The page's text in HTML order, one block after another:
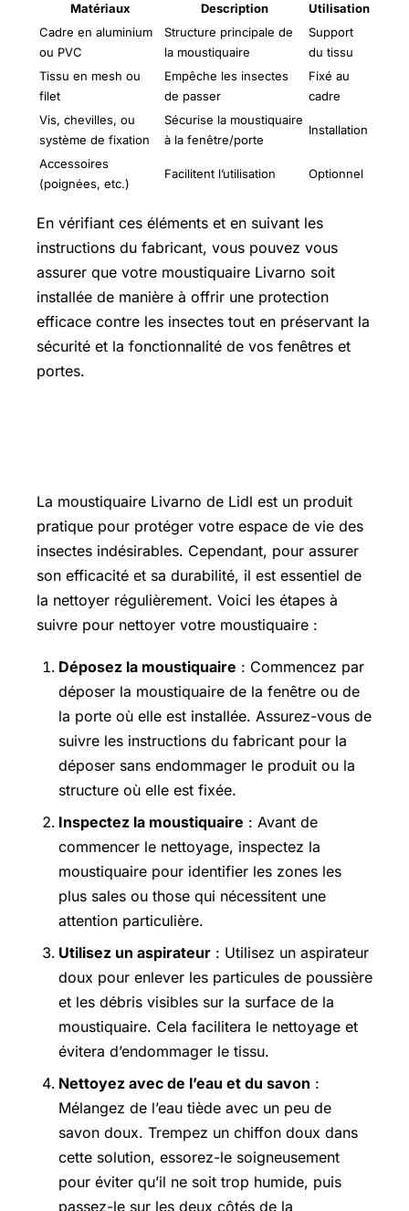
Matériaux Description
Utilisation
Cadre en aluminium
ou PVC
Structure principale de
la moustiquaire
Support
du tissu
Tissu en mesh ou
filet
Empêche les insectes
de passer
Fixé au
cadre
Vis, chevilles, ou
système de fixation
Sécurise la moustiquaire
à la fenêtre/porte
Installation
Accessoires
(poignées, etc.)
Facilitent l’utilisation Optionnel
En vérifiant ces éléments et en suivant les
instructions du fabricant, vous pouvez vous
assurer que votre moustiquaire Livarno soit
installée de manière à offrir une protection
efficace contre les insectes tout en préservant la
sécurité et la fonctionnalité de vos fenêtres et
portes.
La moustiquaire Livarno de Lidl est un produit
pratique pour protéger votre espace de vie des
insectes indésirables. Cependant, pour assurer
son efficacité et sa durabilité, il est essentiel de
la nettoyer régulièrement. Voici les étapes à
suivre pour nettoyer votre moustiquaire :
Déposez la moustiquaire : Commencez par
déposer la moustiquaire de la fenêtre ou de
la porte où elle est installée. Assurez-vous de
suivre les instructions du fabricant pour la
déposer sans endommager le produit ou la
structure où elle est fixée.
Inspectez la moustiquaire : Avant de
commencer le nettoyage, inspectez la
moustiquaire pour identifier les zones les
plus sales ou those qui nécessitent une
attention particulière.
Utilisez un aspirateur : Utilisez un aspirateur
doux pour enlever les particules de poussière
et les débris visibles sur la surface de la
moustiquaire. Cela facilitera le nettoyage et
évitera d’endommager le tissu.
Nettoyez avec de l’eau et du savon :
Mélangez de l’eau tiède avec un peu de
savon doux. Trempez un chiffon doux dans
cette solution, essorez-le soigneusement
pour éviter qu’il ne soit trop humide, puis
passez-le sur les deux côtés de la